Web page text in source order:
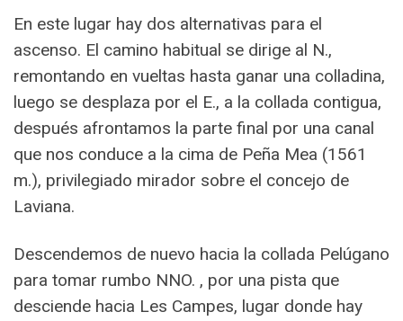
En este lugar hay dos alternativas para el
ascenso. El camino habitual se dirige al N.,
remontando en vueltas hasta ganar una colladina,
luego se desplaza por el E., a la collada contigua,
después afrontamos la parte final por una canal
que nos conduce a la cima de Peña Mea (1561
m.), privilegiado mirador sobre el concejo de
Laviana.
Descendemos de nuevo hacia la collada Pelúgano
para tomar rumbo NNO. , por una pista que
desciende hacia Les Campes, lugar donde hay